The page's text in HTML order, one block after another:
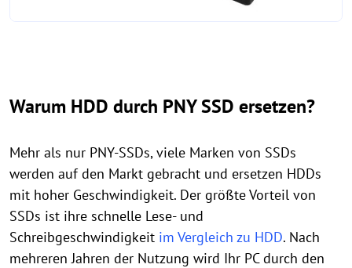
Warum HDD durch PNY SSD ersetzen?
Mehr als nur PNY-SSDs, viele Marken von SSDs
werden auf den Markt gebracht und ersetzen HDDs
mit hoher Geschwindigkeit. Der größte Vorteil von
SSDs ist ihre schnelle Lese- und
Schreibgeschwindigkeit im Vergleich zu HDD. Nach
mehreren Jahren der Nutzung wird Ihr PC durch den